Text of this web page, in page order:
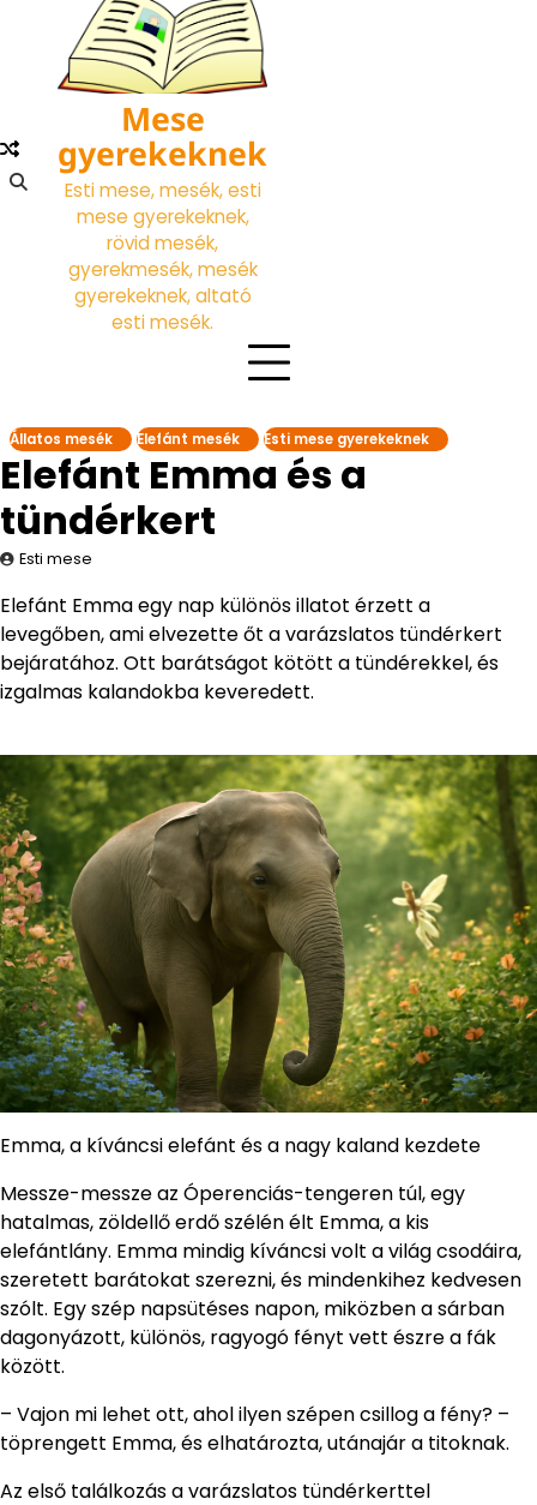
content
Mese
gyerekeknek
Esti mese, mesék, esti
mese gyerekeknek,
rövid mesék,
gyerekmesék, mesék
gyerekeknek, altató
esti mesék.
Állatos mesék Elefánt mesék Esti mese gyerekeknek
Elefánt Emma és a
tündérkert
Esti mese
Elefánt Emma egy nap különös illatot érzett a
levegőben, ami elvezette őt a varázslatos tündérkert
bejáratához. Ott barátságot kötött a tündérekkel, és
izgalmas kalandokba keveredett.
Emma, a kíváncsi elefánt és a nagy kaland kezdete
Messze-messze az Óperenciás-tengeren túl, egy
hatalmas, zöldellő erdő szélén élt Emma, a kis
elefántlány. Emma mindig kíváncsi volt a világ csodáira,
szeretett barátokat szerezni, és mindenkihez kedvesen
szólt. Egy szép napsütéses napon, miközben a sárban
dagonyázott, különös, ragyogó fényt vett észre a fák
között.
– Vajon mi lehet ott, ahol ilyen szépen csillog a fény? –
töprengett Emma, és elhatározta, utánajár a titoknak.
Az első találkozás a varázslatos tündérkerttel